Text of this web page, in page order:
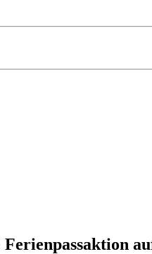
Ferienpassaktion